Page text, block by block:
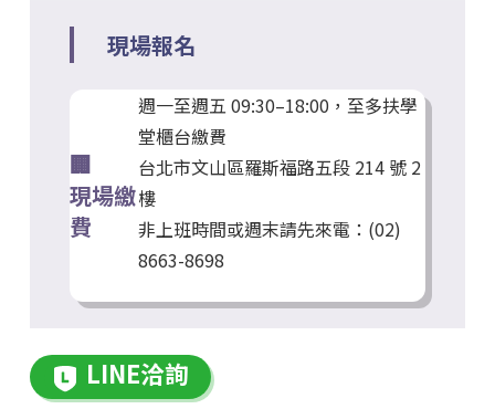
現場報名
🏢
現場繳
費
週一至週五 09:30–18:00，至多扶學
堂櫃台繳費
台北市文山區羅斯福路五段 214 號 2
樓
非上班時間或週末請先來電：(02)
8663-8698
LINE洽詢